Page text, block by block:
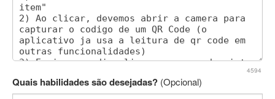
4594
Quais habilidades são desejadas? (Opcional)